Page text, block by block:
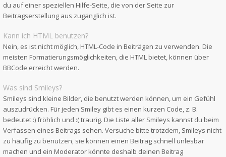
du auf einer speziellen Hilfe-Seite, die von der Seite zur
Beitragserstellung aus zugänglich ist.
Kann ich HTML benutzen?
Nein, es ist nicht möglich, HTML-Code in Beiträgen zu verwenden. Die
meisten Formatierungsmöglichkeiten, die HTML bietet, können über
BBCode erreicht werden.
Was sind Smileys?
Smileys sind kleine Bilder, die benutzt werden können, um ein Gefühl
auszudrücken. Für jeden Smiley gibt es einen kurzen Code, z. B.
bedeutet :) fröhlich und :( traurig. Die Liste aller Smileys kannst du beim
Verfassen eines Beitrags sehen. Versuche bitte trotzdem, Smileys nicht
zu häufig zu benutzen, sie können einen Beitrag schnell unlesbar
machen und ein Moderator könnte deshalb deinen Beitrag